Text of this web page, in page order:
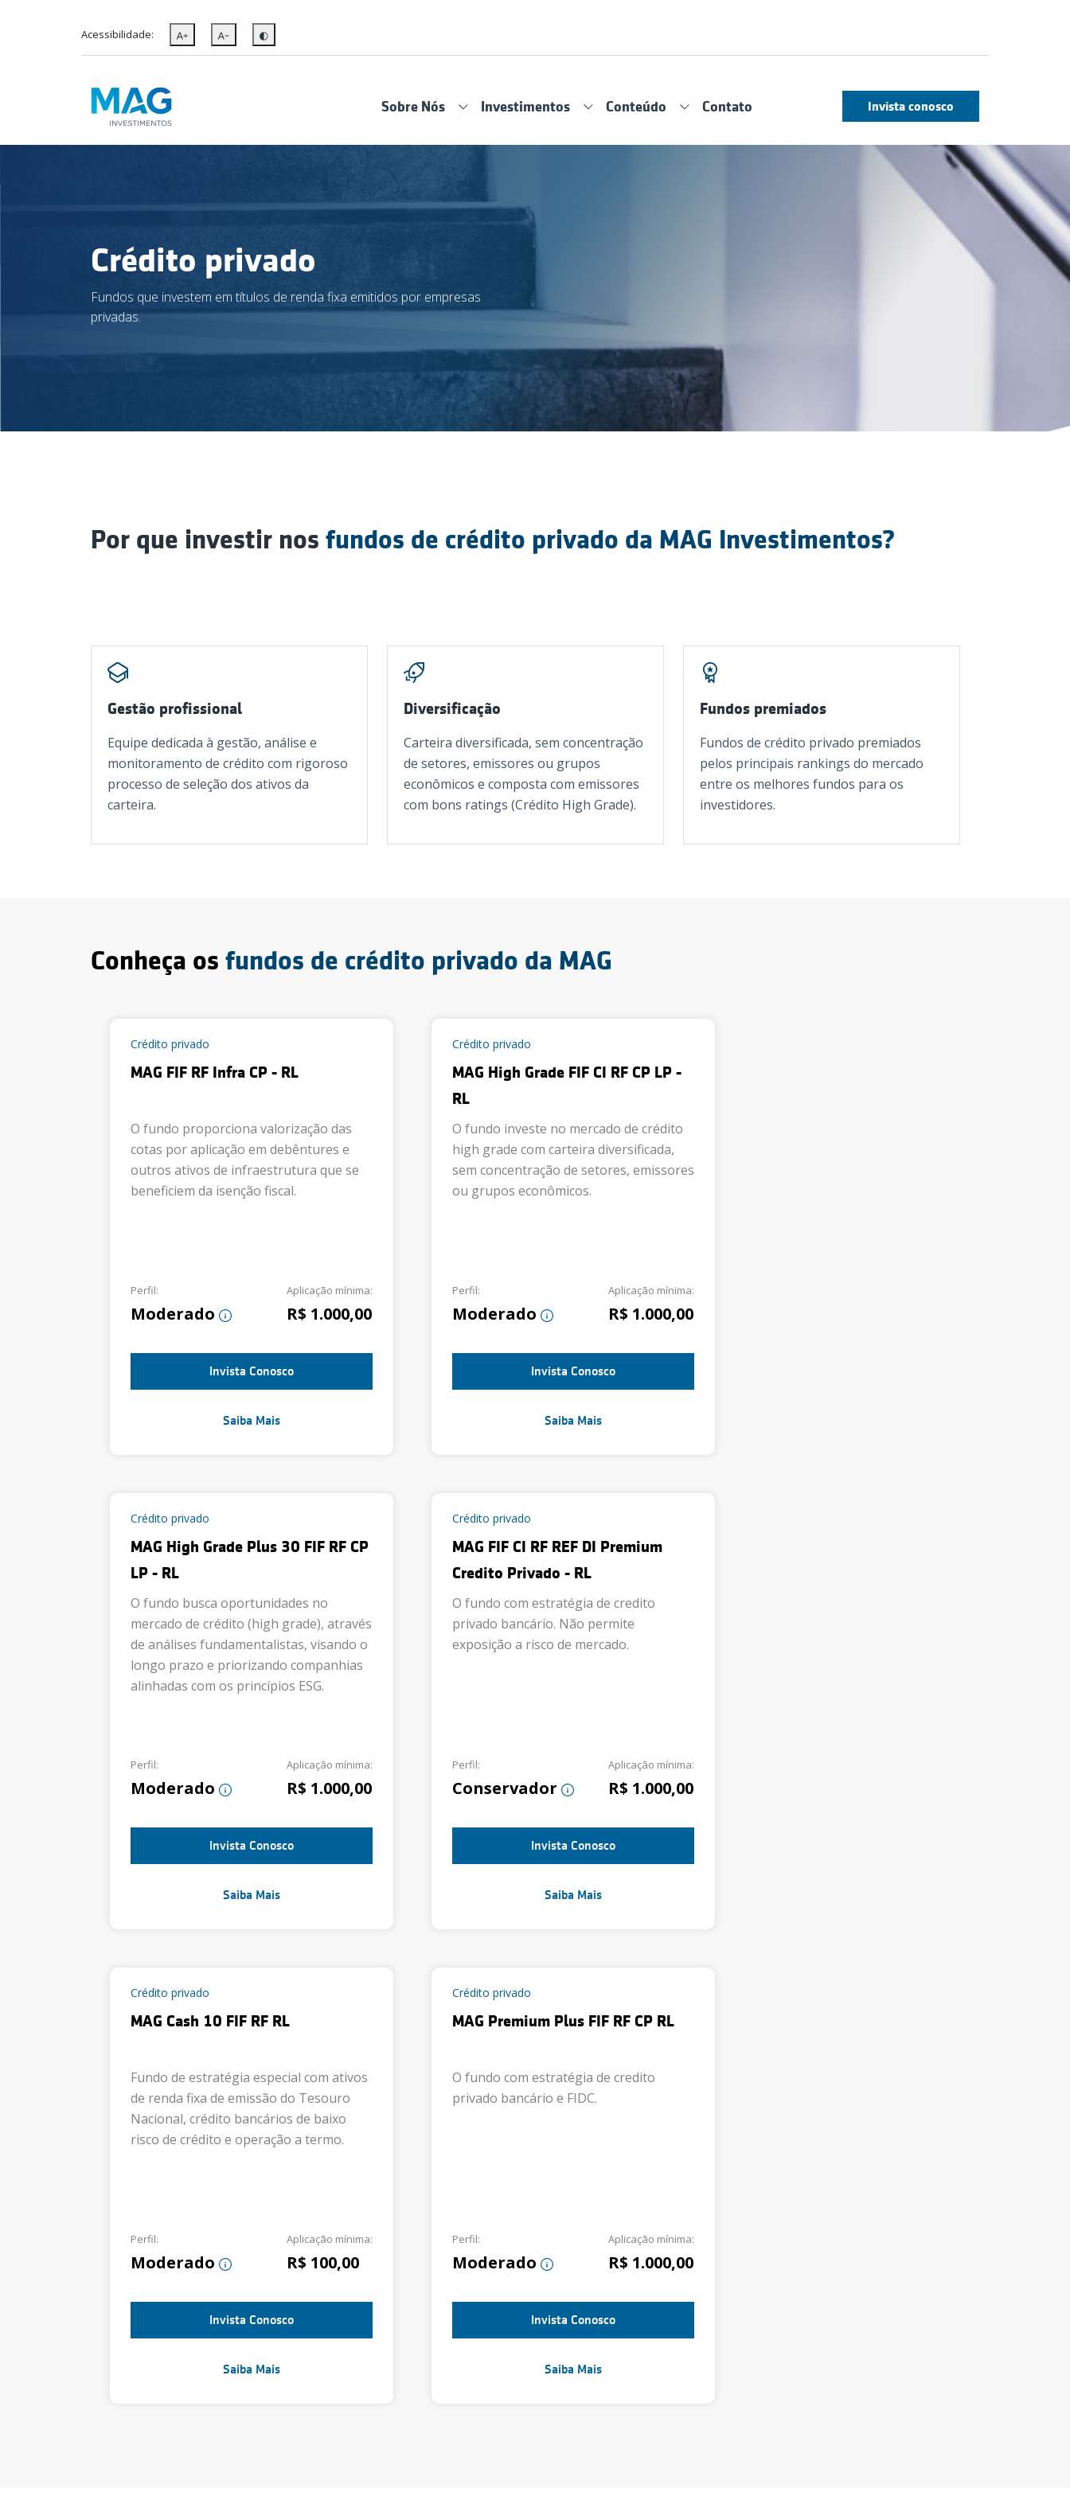
Acessibilidade:
Sobre Nós Investimentos Conteúdo Contato Invista conosco
Crédito privado
Fundos que investem em títulos de renda fixa emitidos por empresas
privadas.
Por que investir nos fundos de crédito privado da MAG Investimentos?
Gestão profissional
Equipe dedicada à gestão, análise e
monitoramento de crédito com rigoroso
processo de seleção dos ativos da
carteira.
Diversificação
Carteira diversificada, sem concentração
de setores, emissores ou grupos
econômicos e composta com emissores
com bons ratings (Crédito High Grade).
Fundos premiados
Fundos de crédito privado premiados
pelos principais rankings do mercado
entre os melhores fundos para os
investidores.
Conheça os fundos de crédito privado da MAG
Crédito privado
MAG FIF RF Infra CP - RL
O fundo proporciona valorização das
cotas por aplicação em debêntures e
outros ativos de infraestrutura que se
beneficiem da isenção fiscal.
Perfil:
Moderado
Aplicação mínima:
R$ 1.000,00
Invista Conosco
Saiba Mais
Crédito privado
MAG High Grade FIF CI RF CP LP -
RL
O fundo investe no mercado de crédito
high grade com carteira diversificada,
sem concentração de setores, emissores
ou grupos econômicos.
Perfil:
Moderado
Aplicação mínima:
R$ 1.000,00
Invista Conosco
Saiba Mais
Crédito privado
MAG High Grade Plus 30 FIF RF CP
LP - RL
O fundo busca oportunidades no
mercado de crédito (high grade), através
de análises fundamentalistas, visando o
longo prazo e priorizando companhias
alinhadas com os princípios ESG.
Perfil:
Moderado
Aplicação mínima:
R$ 1.000,00
Invista Conosco
Saiba Mais
Crédito privado
MAG FIF CI RF REF DI Premium
Credito Privado - RL
O fundo com estratégia de credito
privado bancário. Não permite
exposição a risco de mercado.
Perfil:
Conservador
Aplicação mínima:
R$ 1.000,00
Invista Conosco
Saiba Mais
Crédito privado
MAG Cash 10 FIF RF RL
Fundo de estratégia especial com ativos
de renda fixa de emissão do Tesouro
Nacional, crédito bancários de baixo
risco de crédito e operação a termo.
Perfil:
Moderado
Aplicação mínima:
R$ 100,00
Invista Conosco
Saiba Mais
Crédito privado
MAG Premium Plus FIF RF CP RL
O fundo com estratégia de credito
privado bancário e FIDC.
Perfil:
Moderado
Aplicação mínima:
R$ 1.000,00
Invista Conosco
Saiba Mais